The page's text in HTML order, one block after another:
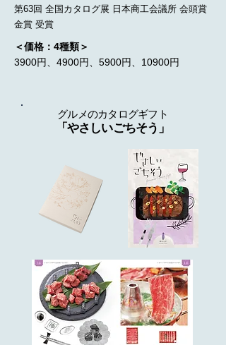
第63回 全国カタログ展 日本商工会議所 会頭賞
金賞 受賞
＜価格：4種類＞
​3900円、4900円、5900円、10900円
グルメのカタログギフト
​「やさしいごちそう」